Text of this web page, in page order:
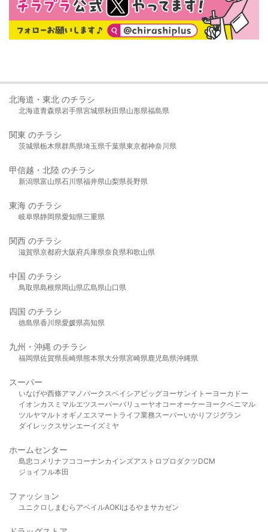
北海道・東北 のチラシ
北海道青森県岩手県宮城県秋田県山形県福島県
関東 のチラシ
茨城県栃木県群馬県埼玉県千葉県東京都神奈川県
甲信越・北陸 のチラシ
新潟県富山県石川県福井県山梨県長野県
東海 のチラシ
岐阜県静岡県愛知県三重県
関西 のチラシ
滋賀県京都府大阪府兵庫県奈良県和歌山県
中国 のチラシ
鳥取県島根県岡山県広島県山口県
四国 のチラシ
徳島県香川県愛媛県高知県
九州・沖縄 のチラシ
福岡県佐賀県長崎県熊本県大分県宮崎県鹿児島県沖縄県
スーパー
いなげや西條アマノパークスベイシア ビッグヨーサンイトーヨーカドー
イオンカスミ マルエツスーパーバリューヤオコーオーケー ヨークベニマル
ツルヤマルト オギノ エスマート ライフ業務スーパーいかり フジグラン
ダイレックスサンエーイズミヤ
ホームセンター
島忠 コメリ ナフコ コーナンカインズアストロプロダクツDCM
ジョイフル本田
ファッション
ユニクロ しまむら アベイルAOKIはるやま サカゼン